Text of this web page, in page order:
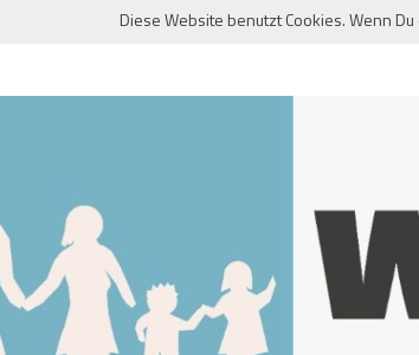
Diese Website benutzt Cookies. Wenn